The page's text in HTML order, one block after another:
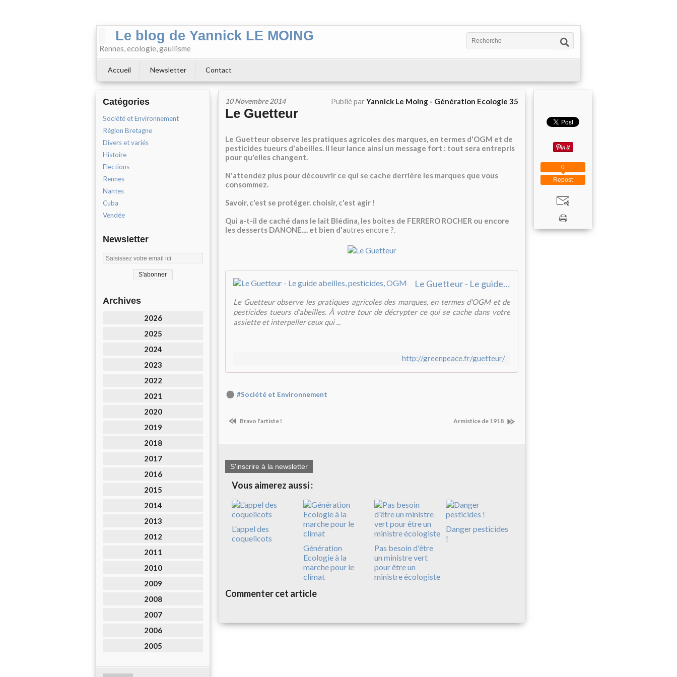
Le blog de Yannick LE MOING
Rennes, ecologie, gaullisme
Accueil Newsletter Contact
Catégories
Société et Environnement
Région Bretagne
Divers et variés
Histoire
Elections
Rennes
Nantes
Cuba
Vendée
Newsletter
Archives
2026
2025
2024
2023
2022
2021
2020
2019
2018
2017
2016
2015
2014
2013
2012
2011
2010
2009
2008
2007
2006
2005
10 Novembre 2014 Publié parYannick Le Moing - Génération Ecologie 35
Le Guetteur
Le Guetteur observe les pratiques agricoles des marques, en termes d'OGM et de
pesticides tueurs d'abeilles. Il leur lance ainsi un message fort : tout sera entrepris
pour qu'elles changent.
N'attendez plus pour découvrir ce qui se cache derrière les marques que vous
consommez.
Savoir, c'est se protéger. choisir, c'est agir !
Qui a-t-il de caché dans le lait Blédina, les boites de FERRERO ROCHER ou encore
les desserts DANONE.... et bien d'autres encore ?.
Le Guetteur - Le guide abeilles, pesticides, OGM
Le Guetteur observe les pratiques agricoles des marques, en termes d'OGM et de
pesticides tueurs d'abeilles. À votre tour de décrypter ce qui se cache dans votre
assiette et interpeller ceux qui ...
http://greenpeace.fr/guetteur/
#Société et Environnement
Bravo l'artiste ! Armistice de 1918
S'inscrire à la newsletter
Vous aimerez aussi :
L'appel des
coquelicots
Génération
Ecologie à la
marche pour le
climat
Pas besoin d'être
un ministre vert
pour être un
ministre écologiste
Danger pesticides
!
Commenter cet article
Repost
0